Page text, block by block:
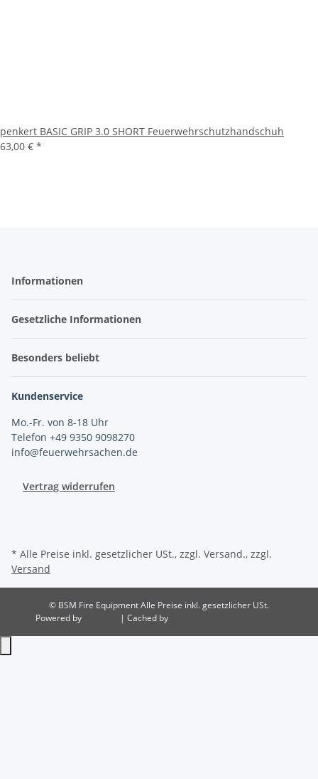
penkert BASIC GRIP 3.0 SHORT Feuerwehrschutzhandschuh
63,00 € *
Informationen
Gesetzliche Informationen
Besonders beliebt
Kundenservice
Mo.-Fr. von 8-18 Uhr
Telefon +49 9350 9098270
info@feuerwehrsachen.de
Vertrag widerrufen
* Alle Preise inkl. gesetzlicher USt., zzgl. Versand., zzgl.
Versand
© BSM Fire EquipmentAlle Preise inkl. gesetzlicher USt.
Powered by
| Cached by